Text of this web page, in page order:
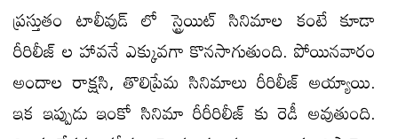
ప్రస్తుతం టాలీవుడ్ లో స్ట్రెయిట్ సినిమాల కంటే కూడా
రీరిలీజ్ ల హావనే ఎక్కువగా కొనసాగుతుంది. పోయినవారం
అందాల రాక్షసి, తొలిప్రేమ సినిమాలు రీరిలీజ్ అయ్యాయి.
ఇక ఇప్పుడు ఇంకో సినిమా రీరీరిలీజ్ కు రెడీ అవుతుంది.